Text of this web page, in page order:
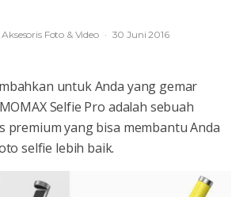
Aksesoris Foto & Video · 30 Juni 2016
untuk Anda yang gemar
Selfie Pro adalah sebuah
premium yang bisa membantu Anda
selfie lebih baik.